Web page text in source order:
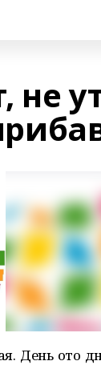
не
День ото